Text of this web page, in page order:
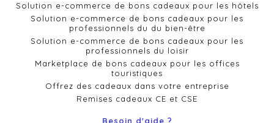
Solution e-commerce de bons cadeaux pour les hôtels
Solution e-commerce de bons cadeaux pour les
professionnels du du bien-être
Solution e-commerce de bons cadeaux pour les
professionnels du loisir
Marketplace de bons cadeaux pour les offices
touristiques
Offrez des cadeaux dans votre entreprise
Remises cadeaux CE et CSE
Besoin d'aide ?